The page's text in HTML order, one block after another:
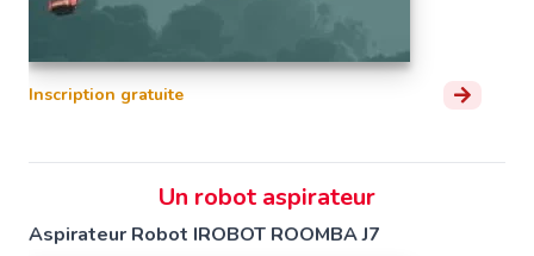
Inscription gratuite
Un robot aspirateur
Aspirateur Robot IROBOT ROOMBA J7